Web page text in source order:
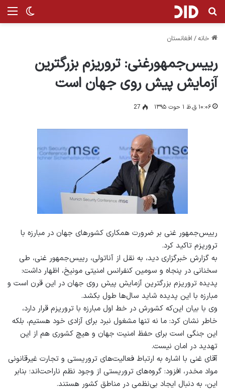
تغییر جستجو برای
خانه/ افغانستان
رییس‌جمهورغنی: تروریزم بزرگترین
آزمایش پیش روی جهان است
۱۰:۰۶ ق.ظ ۱ حوت ۱۳۹۵ 27
رییس‌جمهور غنی بر ضرورت همکاری کشورهای جهان در مبارزه با
تروریزم تاکید کرد.
به گزارش خبرگزاری دید، به نقل از آناتولی، رییس‌جمهور غنی، طی
سخنانی در پنجاه و سومین کنفرانس امنیتی مونیخ، اظهار داشت:
پدیده تروریزم بزرگترین آزمایش پیش روی جهان در این قرن است و
مبارزه با این پدیده شاید سال‌ها طول بکشد.
وی با بیان این‌که کشورش در خط اول مبارزه با تروریزم قرار دارد،
خاطر نشان کرد: ما نه تنها مشغول نبرد برای آزادی خود هستیم، بلکه
این جنگی است برای حفظ امنیت جهان و هیچ کشوری هم از این
تهدید در امان نیست.
آقای غنی با اشاره به ارتباط فعالیت‌های تروریستی و تجارت غیرقانونی
مواد مخدر، افزود: گروه‌های تروریستی از وجود نظم ناراحت‌اند؛ بنابر
این، به دنبال ایجاد بی‌نظمی در مناطق کشور هستند.